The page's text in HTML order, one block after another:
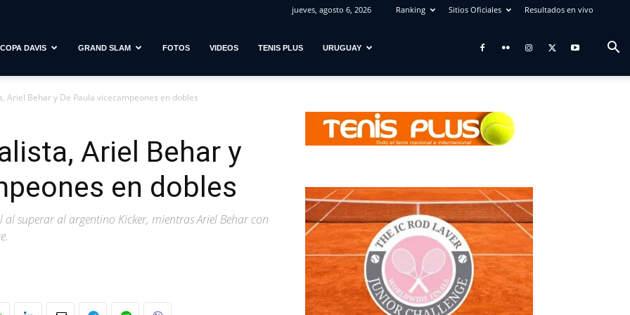
jueves, agosto 6, 2026 Ranking Sitios Oficiales Resultados en vivo
COPA DAVIS GRAND SLAM FOTOS VIDEOS TENIS PLUS URUGUAY
Ariel Behar y De Paula vicecampeones en dobles
Ariel Behar y
en dobles
superar al argentino Kicker, mientras Ariel Behar con